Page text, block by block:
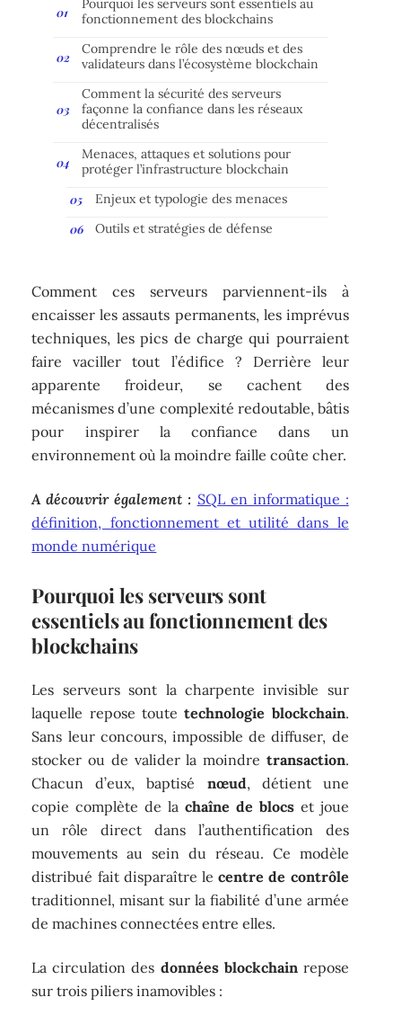
Pourquoi les serveurs sont essentiels au
fonctionnement des blockchains
Comprendre le rôle des nœuds et des
validateurs dans l’écosystème blockchain
Comment la sécurité des serveurs
façonne la confiance dans les réseaux
décentralisés
Menaces, attaques et solutions pour
protéger l’infrastructure blockchain
Enjeux et typologie des menaces
Outils et stratégies de défense
Comment ces serveurs parviennent-ils à
encaisser les assauts permanents, les imprévus
techniques, les pics de charge qui pourraient
faire vaciller tout l’édifice ? Derrière leur
apparente froideur, se cachent des
mécanismes d’une complexité redoutable, bâtis
pour inspirer la confiance dans un
environnement où la moindre faille coûte cher.
A découvrir également : SQL en informatique :
définition, fonctionnement et utilité dans le
monde numérique
Pourquoi les serveurs sont
essentiels au fonctionnement des
blockchains
Les serveurs sont la charpente invisible sur
laquelle repose toutetechnologie blockchain.
Sans leur concours, impossible de diffuser, de
stocker ou de valider la moindre transaction.
Chacun d’eux, baptisé nœud, détient une
copie complète de la chaîne de blocset joue
un rôle direct dans l’authentification des
mouvements au sein du réseau. Ce modèle
distribué fait disparaître lecentre de contrôle
traditionnel, misant sur la fiabilité d’une armée
de machines connectées entre elles.
La circulation des données blockchainrepose
sur trois piliers inamovibles :